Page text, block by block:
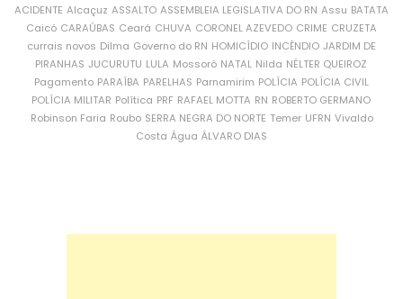
ACIDENTE Alcaçuz ASSALTO ASSEMBLEIA LEGISLATIVA DO RN Assu BATATA
Caicó CARAÚBAS Ceará CHUVA CORONEL AZEVEDO CRIME CRUZETA
currais novos Dilma Governo do RN HOMICÍDIO INCÊNDIO JARDIM DE
PIRANHAS JUCURUTU LULA Mossoró NATAL Nilda NÉLTER QUEIROZ
Pagamento PARAÍBA PARELHAS Parnamirim POLÍCIA POLÍCIA CIVIL
POLÍCIA MILITAR Política PRF RAFAEL MOTTA RN ROBERTO GERMANO
Robinson Faria Roubo SERRA NEGRA DO NORTE Temer UFRN Vivaldo
Costa Água ÁLVARO DIAS